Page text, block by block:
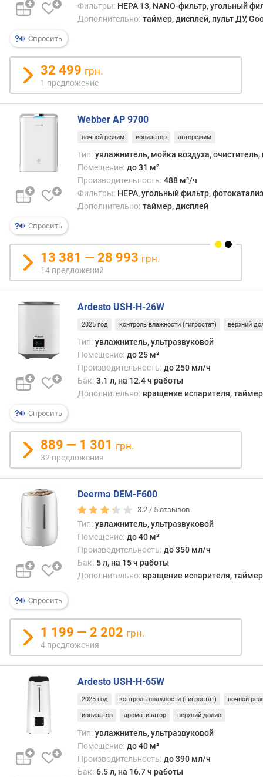
п
л
щ
а
д
ь
п
о
м
я
(
в
л
ж
е
н
м
²
)
п
л
о
щ
п
щ
е
н
я
(
о
ч
и
щ
н
(
²
)
Спросить
Фильтры: HEPA 13, NANO-фильтр, угольный
Дополнительно: таймер, дисплей, пульт ДУ,
32 499 грн.
1 предложение
Спросить
Webber AP 9700
ночной режим ионизатор авторежим
Тип: увлажнитель, мойка воздуха,
Помещение: до 31 м²
Производительность: 488 м³/ч
Фильтры: HEPA, угольный фильтр,
Дополнительно: таймер, дисплей
13 381 — 28 993 грн.
14 предложений
Спросить
Ardesto USH-H-26W
2025 год контроль влажности (гигростат) верхний
Тип: увлажнитель, ультразвуковой
Помещение: до 25 м²
Производительность: до 250 мл/ч
Бак: 3.1 л, на 12.4 ч работы
Дополнительно: вращение испарителя,
889 — 1 301 грн.
32 предложения
Спросить
Deerma DEM-F600
3.2 / 5 отзывов
Тип: увлажнитель, ультразвуковой
Помещение: до 40 м²
Производительность: до 350 мл/ч
Бак: 5 л, на 15 ч работы
Дополнительно: вращение испарителя,
1 199 — 2 202 грн.
4 предложения
Ardesto USH-H-65W
2025 год контроль влажности (гигростат) ночной
ионизатор ароматизатор верхний долив
Тип: увлажнитель, ультразвуковой
Помещение: до 40 м²
Производительность: до 390 мл/ч
Бак: 6.5 л, на 16.7 ч работы